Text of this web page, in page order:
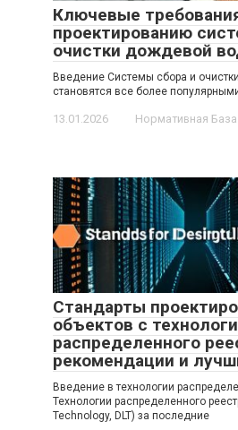
Ключевые
проектированию
очистки дождевой
Введение Системы сбора и
становятся все более
13.01.2026 Нормативная База
Стандарты
объектов с
распределенного
рекомендации и
Введение в технологии
Технологии распределенного
Technology, DLT) за последние